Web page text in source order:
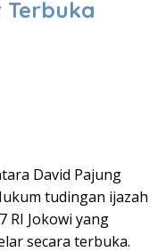
Terbuka
David Pajung
tudingan ijazah
RI Jokowi yang
secara terbuka.